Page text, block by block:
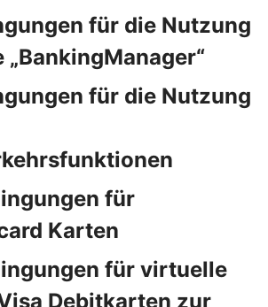
für die Nutzung
für die Nutzung
für
Karten
für virtuelle
Debitkarten zur